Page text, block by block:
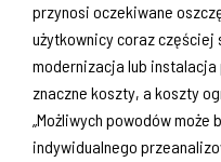
przynosi oczekiwane
użytkownicy coraz
modernizacja lub instalacja
znaczne koszty, a koszty
„Możliwych powodów
indywidualnego